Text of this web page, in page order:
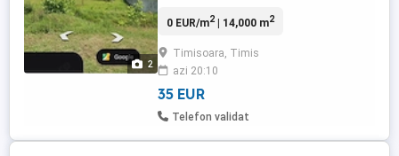
2
acces din Timișoara Calea Șagului, în
sensului giratoriu. Sunt disponibile două
parcele: 10.000 mp 4.000 mp Se poate ...
0 EUR/m2| 14,000 m2
Timisoara, Timis
azi 20:10
35 EUR
Telefon validat